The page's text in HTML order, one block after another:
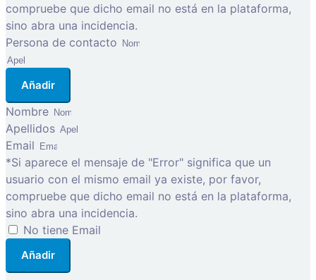
compruebe que dicho email no está en la plataforma,
sino abra una incidencia.
Persona de contacto
Añadir
Nombre
Apellidos
Email
*Si aparece el mensaje de "Error" significa que un
usuario con el mismo email ya existe, por favor,
compruebe que dicho email no está en la plataforma,
sino abra una incidencia.
No tiene Email
Añadir